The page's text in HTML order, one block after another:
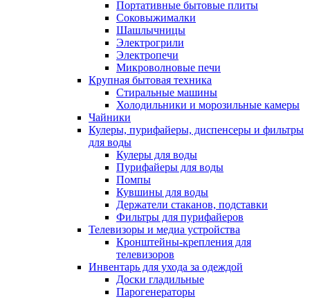
Портативные бытовые плиты
Соковыжималки
Шашлычницы
Электрогрили
Электропечи
Микроволновые печи
Крупная бытовая техника
Стиральные машины
Холодильники и морозильные камеры
Чайники
Кулеры, пурифайеры, диспенсеры и фильтры
для воды
Кулеры для воды
Пурифайеры для воды
Помпы
Кувшины для воды
Держатели стаканов, подставки
Фильтры для пурифайеров
Телевизоры и медиа устройства
Кронштейны-крепления для
телевизоров
Инвентарь для ухода за одеждой
Доски гладильные
Парогенераторы